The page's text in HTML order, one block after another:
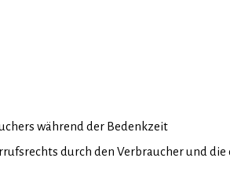
während der Bedenkzeit
durch den Verbraucher und